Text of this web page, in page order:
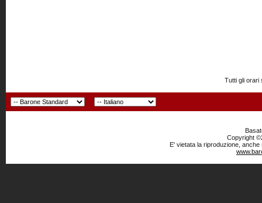
Tutti gli orari
Copyright
E' vietata la riproduzione,